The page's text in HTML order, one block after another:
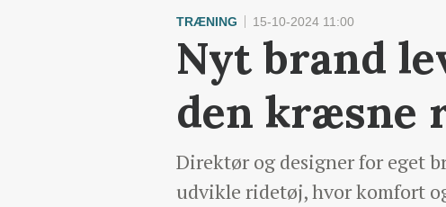
TRÆNING 15-10-2024 11:00
Nyt brand
den kræsne
Direktør og designer for eget
udvikle ridetøj, hvor komfort